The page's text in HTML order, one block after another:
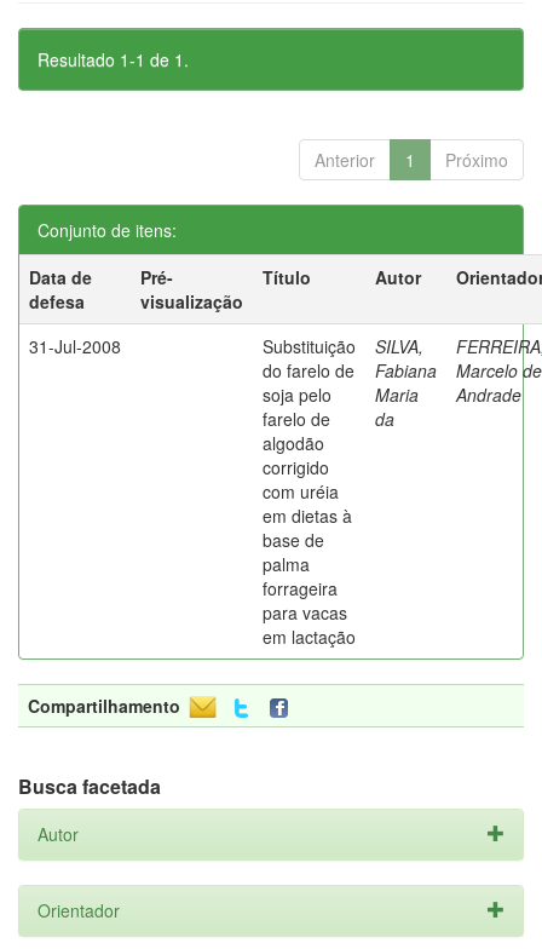
Resultado 1-1 de 1.
Anterior 1 Próximo
Conjunto de itens:
Data de
defesa
Pré-
visualização
Título Autor
31-Jul-2008
Substituição
do farelo de
soja pelo
farelo de
algodão
corrigido
com uréia
em dietas à
base de
palma
forrageira
para vacas
em lactação
SILVA,
Fabiana
Maria
da
Marcelo de
Andrade
Compartilhamento
Busca facetada
Autor
Orientador